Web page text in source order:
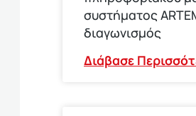
συστήματος
διαγωνισμός
Διάβασε